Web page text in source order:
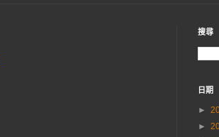
搜尋
日期
►
►